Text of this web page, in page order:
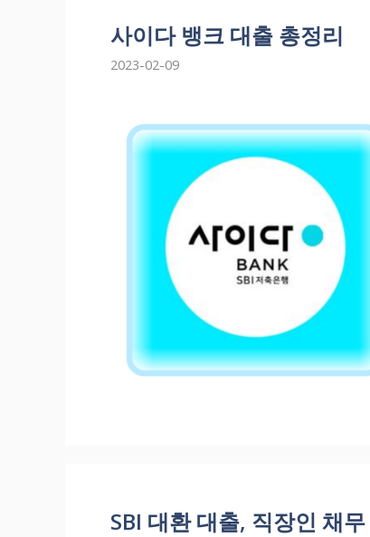
사이다 뱅크 대출 총정리
2023-02-09
SBI 대환 대출, 직장인 채